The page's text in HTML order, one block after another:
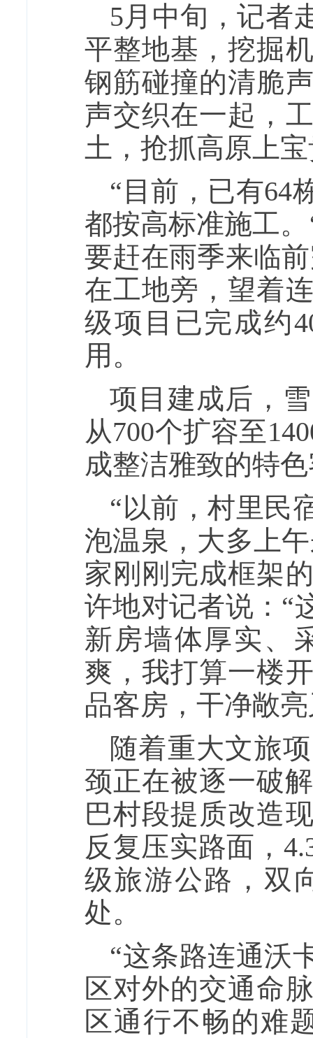
5月中旬，记者
平整地基，挖掘
钢筋碰撞的清脆
声交织在一起，
土，抢抓高原上
“目前，已有64
都按高标准施工
要赶在雨季来临
在工地旁，望着
级项目已完成约
用。
项目建成后，
从700个扩容至
成整洁雅致的特
“以前，村里民
泡温泉，大多上
家刚刚完成框架
许地对记者说：“
新房墙体厚实、
爽，我打算一楼
品客房，干净敞
随着重大文旅
颈正在被逐一破
巴村段提质改造
反复压实路面，
级旅游公路，双
处。
“这条路连通沃
区对外的交通命
区通行不畅的难